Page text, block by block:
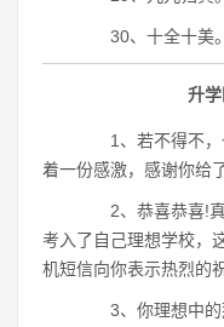
30、十全十美。
升
1、若不得不，
着一份感激，感谢你给
2、恭喜恭喜!真
考入了自己理想学校，
机短信向你表示热烈的
3、你理想中的